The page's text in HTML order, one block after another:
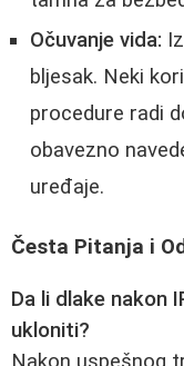
Očuvanje vida:
bljesak. Neki
procedure radi
obavezno
uređaje.
Česta Pitanja i
Da li dlake nakon
ukloniti?